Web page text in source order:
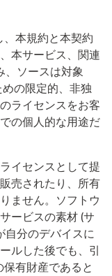
、本規約と本契約
本サービス、関連
、ソースは対象
の限定的、非独
ライセンスをお客
の個人的な用途だ
イセンスとして提
売されたり、所有
ません。ソフトウ
ービスの素材 (サ
自分のデバイスに
ルした後でも、引
有財産であると